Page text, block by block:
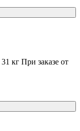
кг При заказе от